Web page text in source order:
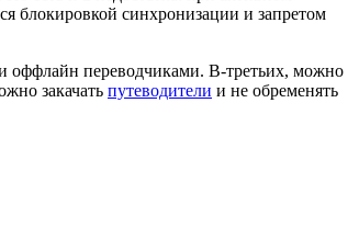
блокировкой синхронизации и запретом
оффлайн переводчиками. В-третьих, можно
закачать путеводители и не обременять